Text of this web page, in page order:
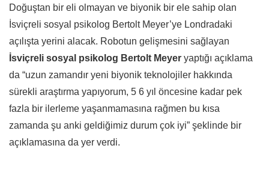
Doğuştan bir eli olmayan ve biyonik bir ele sahip olan
İsviçreli sosyal psikolog Bertolt Meyer’ye Londradaki
açılışta yerini alacak. Robotun gelişmesini sağlayan
İsviçreli sosyal psikolog Bertolt Meyer yaptığı açıklama
da “uzun zamandır yeni biyonik teknolojiler hakkında
sürekli araştırma yapıyorum, 5 6 yıl öncesine kadar pek
fazla bir ilerleme yaşanmamasına rağmen bu kısa
zamanda şu anki geldiğimiz durum çok iyi” şeklinde bir
açıklamasına da yer verdi.